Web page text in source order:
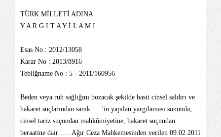
TÜRK MİLLETİ ADINA
Y A R G I T A Y İ L A M I
Esas No : 2012/13058
Karar No : 2013/8916
Tebliğname No : 5 - 2011/160956
Beden veya ruh sağlığını bozacak şekilde basit cinsel saldırı ve
hakaret suçlarından sanık .....'in yapılan yargılaması sonunda;
cinsel taciz suçundan mahkûmiyetine, hakaret suçundan
beraatine dair ..... Ağır Ceza Mahkemesinden verilen 09.02.2011